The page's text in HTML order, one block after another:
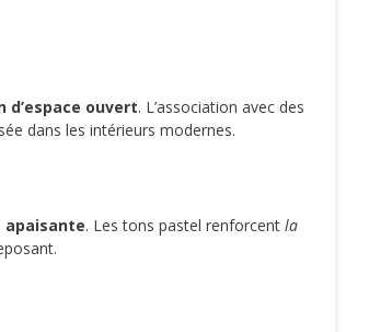
d’espace ouvert. L’association avec des
dans les intérieurs modernes.
apaisante. Les tons pastel renforcent la